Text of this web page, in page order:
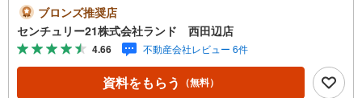
のニーズに寄り添い、大切なお住まいのご購入に最後まで
伴走いたします！●リフォームのご相談も承っております。
●購入・売却・ローンのご相談・・・なんでもお気軽にご相
談くださいませ！〇大阪メトロ御堂筋線「西田辺」駅より
徒歩1分！〇営業時間:10:00～20:00（火曜日・水曜日定休
日※祝日は営業）事前にご連絡いただけますと、スムーズに
ブロンズ推奨店
センチュリー21株式会社ランド 西田辺店
4.66 不動産会社レビュー 6件
資料をもらう （無料）